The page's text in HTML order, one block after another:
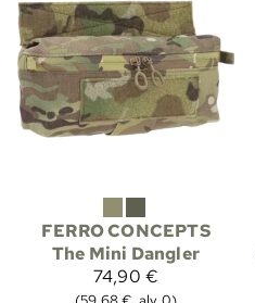
FERRO CONCEPTS
The Mini Dangler
74,90 €